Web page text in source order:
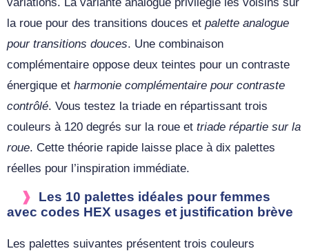
la roue pour des transitions douces et palette analogue
pour transitions douces. Une combinaison
complémentaire oppose deux teintes pour un contraste
énergique et harmonie complémentaire pour contraste
contrôlé. Vous testez la triade en répartissant trois
couleurs à 120 degrés sur la roue et triade répartie sur la
roue. Cette théorie rapide laisse place à dix palettes
réelles pour l’inspiration immédiate.
Les 10 palettes idéales pour femmes
avec codes HEX usages et justification brève
Les palettes suivantes présentent trois couleurs